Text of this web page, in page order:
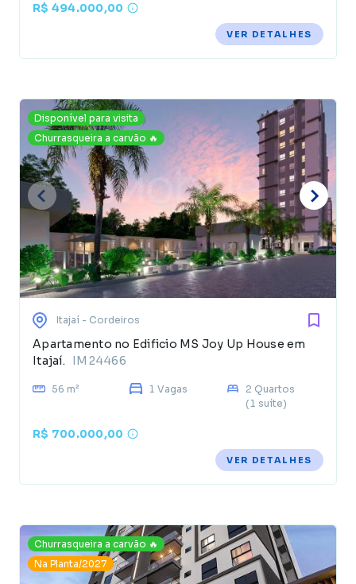
R$ 494.000,00
VER DETALHES
Disponível para visita
Churrasqueira a carvão 🔥
Itajaí - Cordeiros
Apartamento no Edificio MS Joy Up House em
Itajaí.
IM24466
56 m² 1 Vagas
2 Quartos
(1 suíte)
R$ 700.000,00
VER DETALHES
Churrasqueira a carvão 🔥
Na Planta/2027